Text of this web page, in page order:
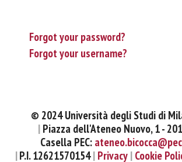
Forgot your password?
Forgot your username?
© 2024 Università degli Studi di
Piazza dell'Ateneo Nuovo, 1 -
Casella PEC:
P.I. 12621570154 Privacy Cookie